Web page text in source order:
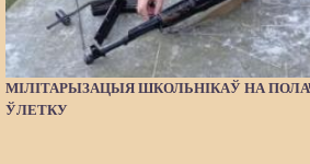
МІЛІТАРЫЗАЦЫЯ ШКОЛЬНІКАЎ НА
ЎЛЕТКУ